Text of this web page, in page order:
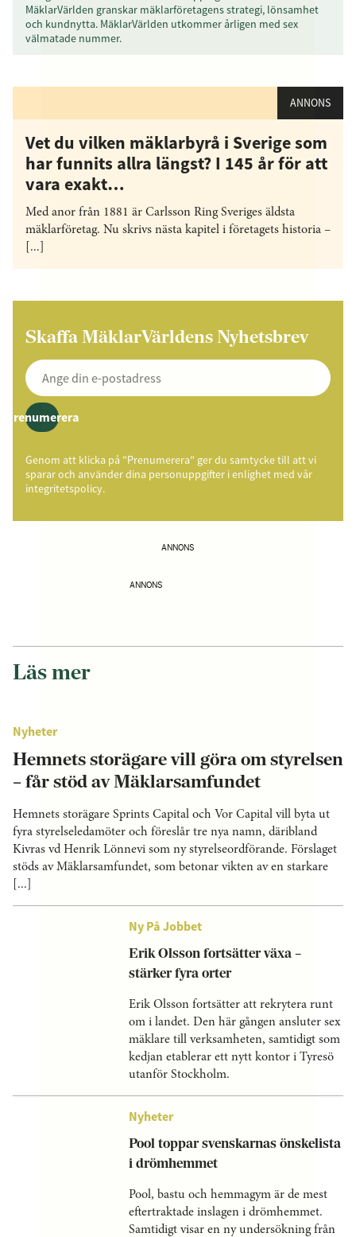
MäklarVärlden granskar mäklarföretagens strategi, lönsamhet
och kundnytta. MäklarVärlden utkommer årligen med sex
välmatade nummer.
ANNONS
Vet du vilken mäklarbyrå i Sverige som
har funnits allra längst? I 145 år för att
vara exakt…
Med anor från 1881 är Carlsson Ring Sveriges äldsta
mäklarföretag. Nu skrivs nästa kapitel i företagets historia –
[...]
Skaffa MäklarVärldens Nyhetsbrev
Prenumerera
Genom att klicka på "Prenumerera" ger du samtycke till att vi
sparar och använder dina personuppgifter i enlighet med vår
integritetspolicy.
ANNONS
ANNONS
Läs mer
Nyheter
Hemnets storägare vill göra om styrelsen
– får stöd av Mäklarsamfundet
Hemnets storägare Sprints Capital och Vor Capital vill byta ut
fyra styrelseledamöter och föreslår tre nya namn, däribland
Kivras vd Henrik Lönnevi som ny styrelseordförande. Förslaget
stöds av Mäklarsamfundet, som betonar vikten av en starkare
[...]
Ny På Jobbet
Erik Olsson fortsätter växa –
stärker fyra orter
Erik Olsson fortsätter att rekrytera runt
om i landet. Den här gången ansluter sex
mäklare till verksamheten, samtidigt som
kedjan etablerar ett nytt kontor i Tyresö
utanför Stockholm.
Nyheter
Pool toppar svenskarnas önskelista
i drömhemmet
Pool, bastu och hemmagym är de mest
eftertraktade inslagen i drömhemmet.
Samtidigt visar en ny undersökning från